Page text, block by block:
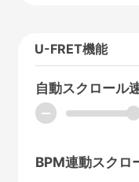
U-FRET機能
自動スクロール
ー
BPM連動スクロ